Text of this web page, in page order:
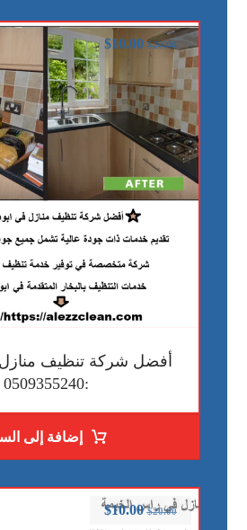
أفضل شركة تنظيف
:0509355240
$20.00
$10.00
إضافة إلى
$20.00
$10.00